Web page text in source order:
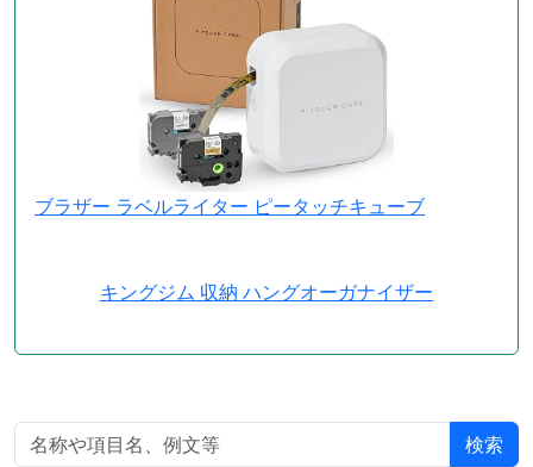
ブラザー ラベルライター ピータッチキューブ
キングジム 収納 ハングオーガナイザー
検索